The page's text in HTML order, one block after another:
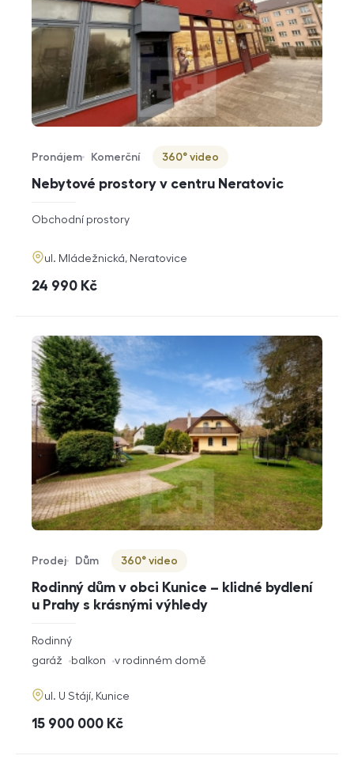
Nebytové prostory v centru Neratovic
Typ nabídky
Pronájem
Typ nemovitosti
Komerční
Virtuální prohlídka
360° video
rozměry
dispozice
Obchodní prostory
adresa
ul. Mládežnická, Neratovice
cena
24 990 Kč
Rodinný dům v obci Kunice – klidné bydlení
u Prahy s krásnými výhledy
Typ nabídky
Prodej
Typ nemovitosti
Dům
Virtuální prohlídka
360° video
rozměry
dispozice
Rodinný
funkce
garáž balkon v rodinném domě
adresa
ul. U Stájí, Kunice
cena
15 900 000 Kč